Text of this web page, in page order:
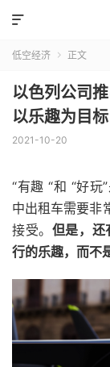

低空经济  正文
以色列公司
以乐趣为目标
2021-10-20
“有趣 “和 “好玩
中出租车需要非
接受。 但是，还
行的乐趣，而不